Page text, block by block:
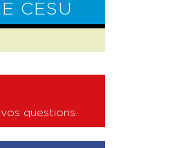
CESU
questions.